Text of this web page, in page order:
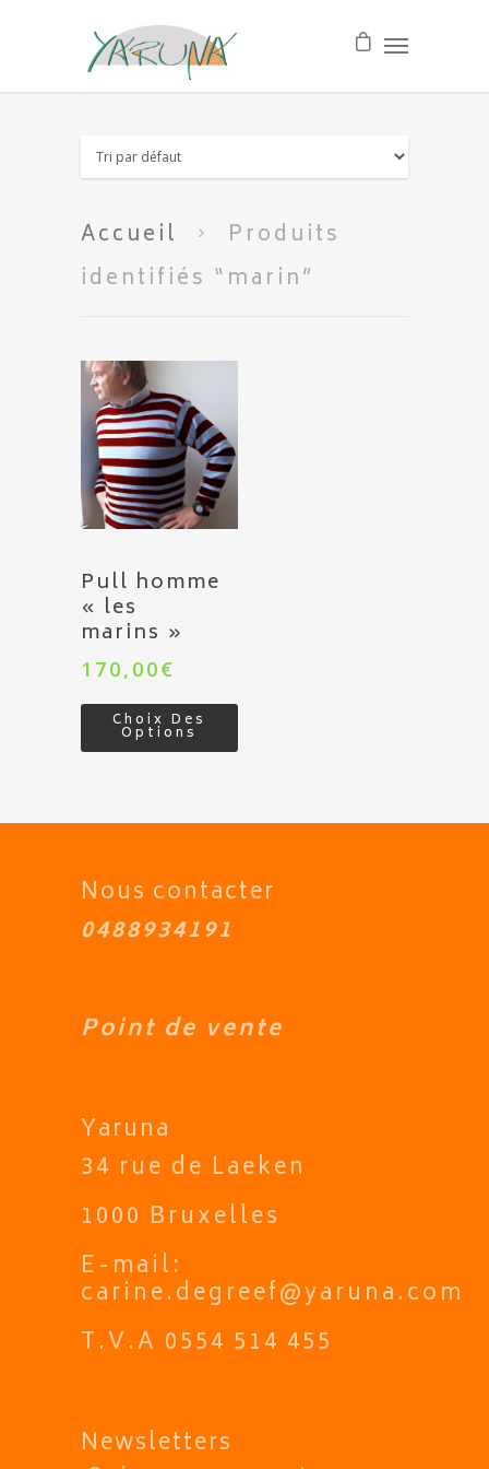
Accueil
Produits
identifiés “marin”
Pull homme
« les
marins »
170,00€
Choix Des
Options
Nous contacter
0488934191
Point de vente
Yaruna
34 rue de Laeken
1000 Bruxelles
E-mail:
carine.degreef@yaruna.com
T.V.A 0554 514 455
Newsletters